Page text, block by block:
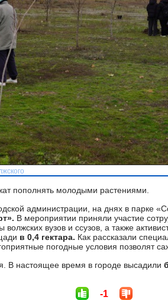
пополнять молодыми растениями.
администрации, на днях в парке
В мероприятии приняли участие
вузов и ссузов, а также
в 0,4 гектара. Как рассказали
погодные условия позволят
В настоящее время в городе высадили
-1